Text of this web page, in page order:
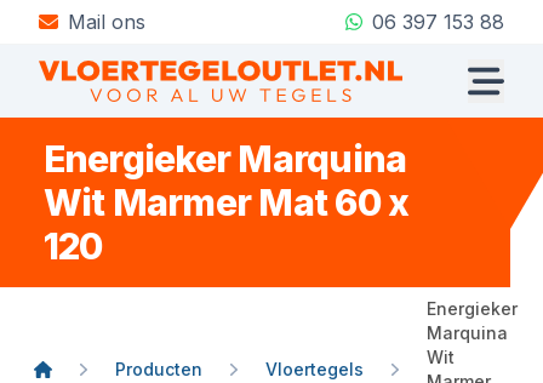
Mail ons 06 397 153 88
Energieker Marquina
Wit Marmer Mat 60 x
120
Producten Vloertegels
Energieker
Marquina
Wit